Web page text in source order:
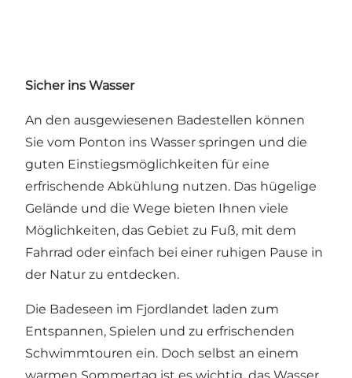
Sicher ins Wasser
An den ausgewiesenen Badestellen können
Sie vom Ponton ins Wasser springen und die
guten Einstiegsmöglichkeiten für eine
erfrischende Abkühlung nutzen. Das hügelige
Gelände und die Wege bieten Ihnen viele
Möglichkeiten, das Gebiet zu Fuß, mit dem
Fahrrad oder einfach bei einer ruhigen Pause in
der Natur zu entdecken.
Die Badeseen im Fjordlandet laden zum
Entspannen, Spielen und zu erfrischenden
Schwimmtouren ein. Doch selbst an einem
warmen Sommertag ist es wichtig, das Wasser